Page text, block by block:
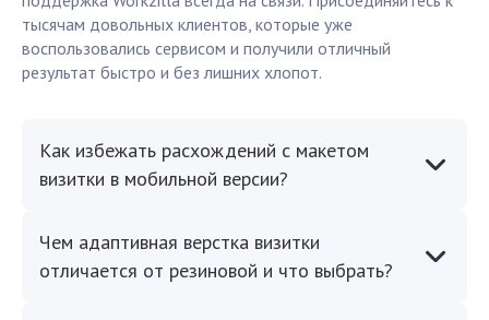
тысячам довольных клиентов, которые уже
воспользовались сервисом и получили отличный
результат быстро и без лишних хлопот.
Как избежать расхождений с макетом
визитки в мобильной версии?
Чем адаптивная верстка визитки
отличается от резиновой и что выбрать?